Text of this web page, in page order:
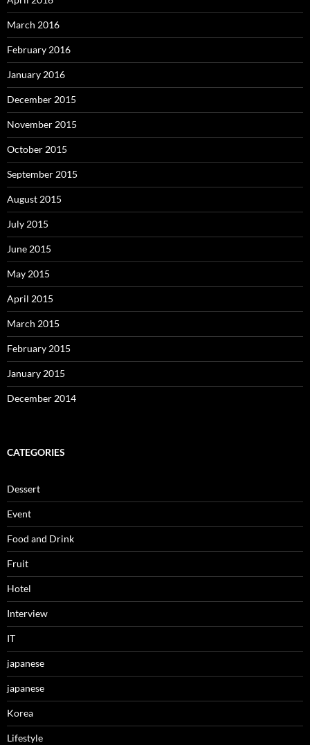
March 2016
February 2016
January 2016
December 2015
November 2015
October 2015
September 2015
August 2015
July 2015
June 2015
May 2015
April 2015
March 2015
February 2015
January 2015
December 2014
CATEGORIES
Dessert
Event
Food and Drink
Fruit
Hotel
Interview
IT
japanese
japanese
Korea
Lifestyle